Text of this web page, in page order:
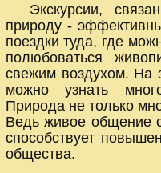
Экскурсии,
природу -
поездки туда, где
полюбоваться
свежим воздухом. На
можно узнать
Природа не только
Ведь живое общение
способствует
общества.